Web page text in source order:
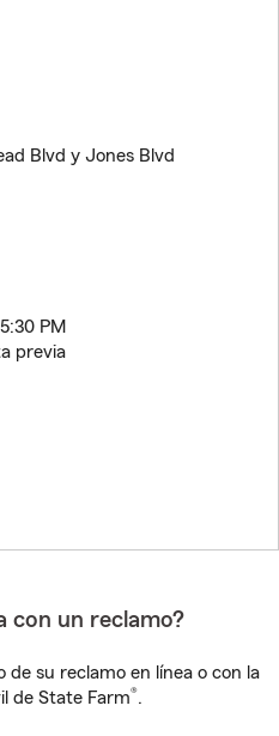
Blvd y Jones Blvd
PM
previa
con un reclamo?
de su reclamo en línea o con la
de State Farm®.